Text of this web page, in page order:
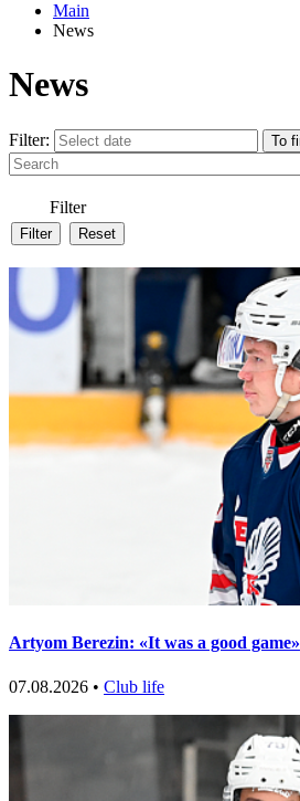
Main
News
News
Filter:
Filter
Artyom Berezin: «It was a good game»
07.08.2026 • Club life